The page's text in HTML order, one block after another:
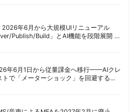
年6月から大規模UIリニューアル
Publish/Build」とAI機能を段階展開 |
年6月1日から従量課金へ移行——AIクレ
で「メーターショック」を回避する方